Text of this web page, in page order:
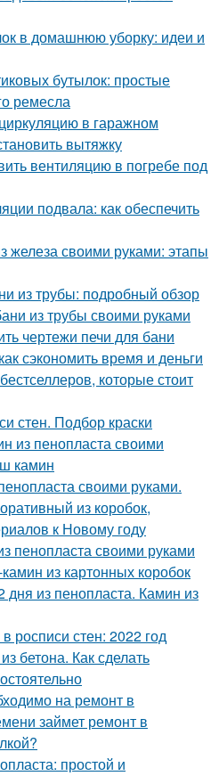
в домашнюю уборку: идеи и
бутылок: простые
ремесла
в гаражном
вытяжку
вентиляцию в погребе под
подвала: как обеспечить
железа своими руками: этапы
из трубы: подробный обзор
из трубы своими руками
чертежи печи для бани
сэкономить время и деньги
которые стоит
стен. Подбор краски
из пенопласта своими
камин
своими руками.
из коробок,
к Новому году
пенопласта своими руками
из картонных коробок
дня из пенопласта. Камин из
росписи стен: 2022 год
бетона. Как сделать
на ремонт в
займет ремонт в
простой и